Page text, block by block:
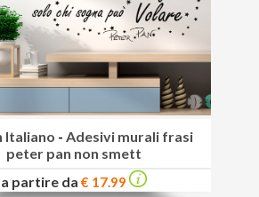
Italiano - Adesivi murali frasi
peter pan non smett
a partire da€ 17.99